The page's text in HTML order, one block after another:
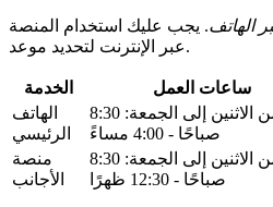
الهاتف. يجب عليك استخدام المنصة
عبر الإنترنت لتحديد موعد.
الخدمة ساعات العمل
الهاتف
الرئيسي
من الاثنين إلى الجمعة: 8:30
صباحًا - 4:00 مساءً
منصة
الأجانب
من الاثنين إلى الجمعة: 8:30
صباحًا - 12:30 ظهرًا